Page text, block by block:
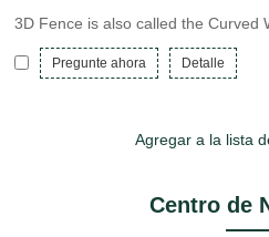
3D Fence is also called the Curved
panel is more reinforced than
because of the trangle curved. 3D
Pregunte ahora Detalle
Centro de